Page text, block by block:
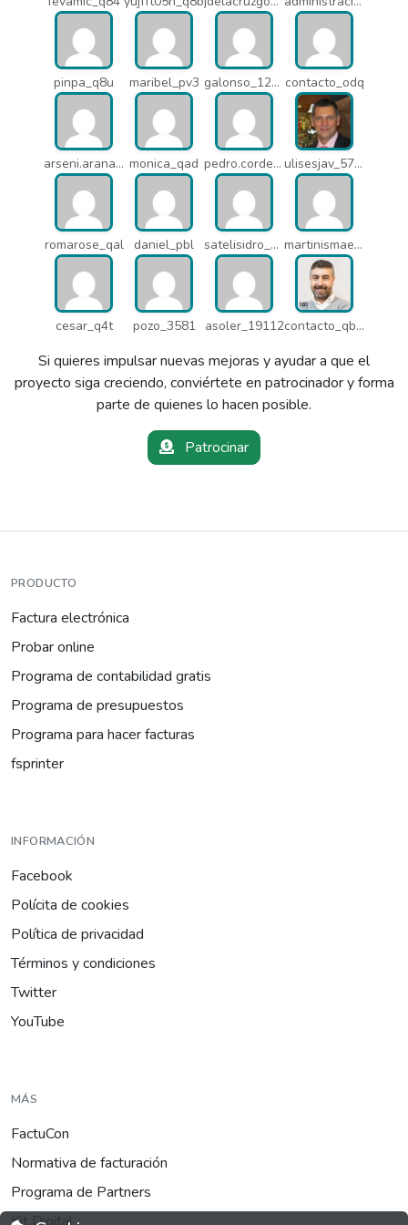
pinpa_q8u maribel_pv3 galonso_12031 contacto_odq
arseni.arana_16484 monica_qad pedro.corderonunez_qab ulisesjav_5758
romarose_qal daniel_pbl satelisidro_pt5 martinismaelima_qbd
cesar_q4t pozo_3581 asoler_19112 contacto_qbw
Si quieres impulsar nuevas mejoras y ayudar a que el
proyecto siga creciendo, conviértete en patrocinador y forma
parte de quienes lo hacen posible.
Patrocinar
PRODUCTO
Factura electrónica
Probar online
Programa de contabilidad gratis
Programa de presupuestos
Programa para hacer facturas
fsprinter
INFORMACIÓN
Facebook
Polícita de cookies
Política de privacidad
Términos y condiciones
Twitter
YouTube
MÁS
FactuCon
Normativa de facturación
Programa de Partners